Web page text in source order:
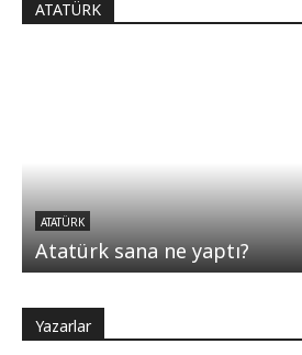
ATATÜRK
ATATÜRK
Atatürk sana ne yaptı?
Yazarlar